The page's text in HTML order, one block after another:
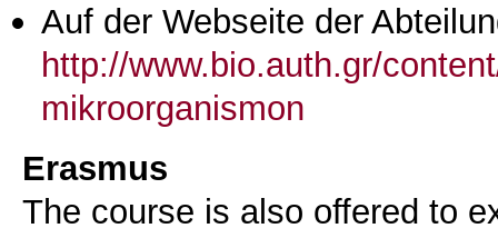
Auf der Webseite der
http://www.bio.auth.gr/
mikroorganismon
Erasmus
The course is also offered to